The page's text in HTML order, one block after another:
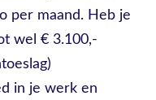
per maand. Heb je
wel € 3.100,-
in je werk en